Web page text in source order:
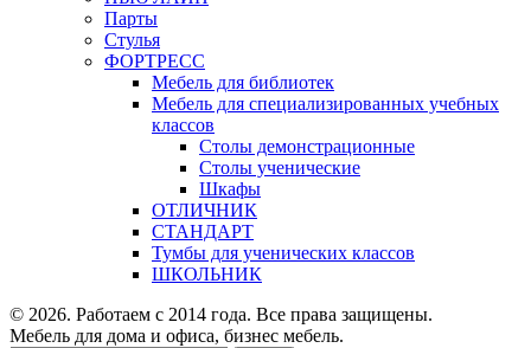
Парты
Стулья
ФОРТРЕСС
Мебель для библиотек
Мебель для специализированных учебных
классов
Столы демонстрационные
Столы ученические
Шкафы
ОТЛИЧНИК
СТАНДАРТ
Тумбы для ученических классов
ШКОЛЬНИК
© 2026. Работаем с 2014 года. Все права защищены.
Мебель для дома и офиса, бизнес мебель.